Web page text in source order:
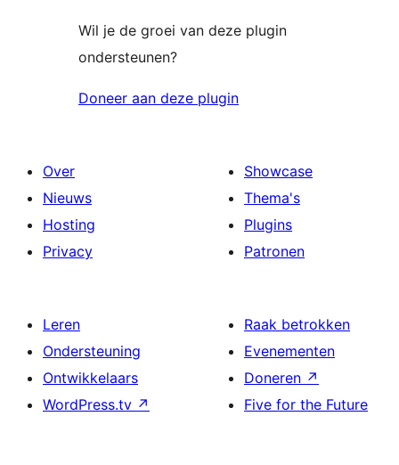
Wil je de groei van deze plugin
ondersteunen?
Doneer aan deze plugin
Over
Nieuws
Hosting
Privacy
Showcase
Thema's
Plugins
Patronen
Leren
Ondersteuning
Ontwikkelaars
WordPress.tv ↗
Raak betrokken
Evenementen
Doneren ↗
Five for the Future